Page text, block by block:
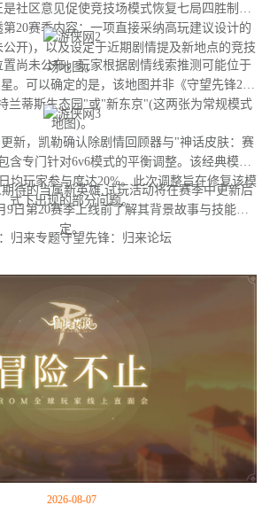
社区意见促使竞技场模式恢复七局四胜制。
20赛季内容：一项直接采纳高玩建议设计的
开)，以及设定于近期剧情提及新地点的竞技
场地图。
未公布，玩家根据剧情线索推测可能位于
。可以确定的是，该地图并非《守望先锋2》
兰蒂斯生态园"或"新东京"(这两张为常规模式
地图)。
，凯勒确认除剧情回顾器与"神话皮肤：赛
含专门针对6v6模式的平衡调整。该经典模式
均玩家参与度达20%。此次调整旨在修复该模
式下出现的部分问题。
的当属新英雄,试玩活动将在赛季中更新后
9日第20赛季上线前了解其背景故事与技能设
定。
归来专题守望先锋：归来论坛
2026-08-07